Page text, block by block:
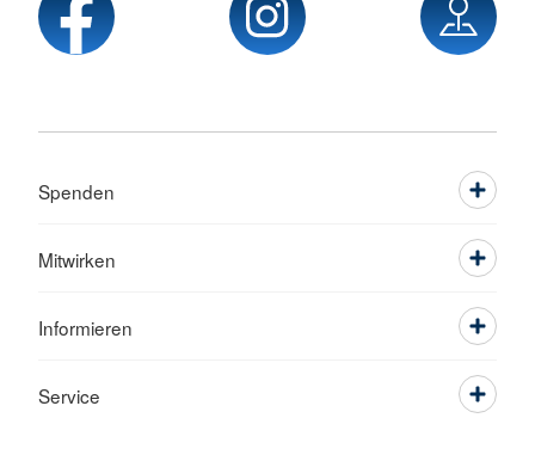
Spenden
Mitwirken
Informieren
Service